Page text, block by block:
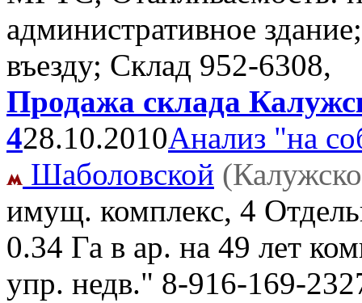
административное
въезду; Склад 952-6308,
Продажа склада
428.10.2010Анализ "на
Шаболовской
имущ. комплекс, 4
0.34 Га в ар. на 49 лет
упр. недв." 8-916-169-